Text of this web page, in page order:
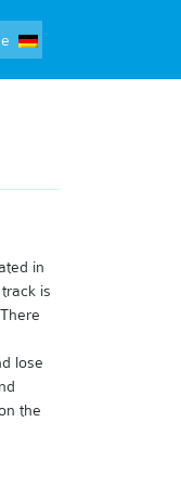
in
is
lose
the